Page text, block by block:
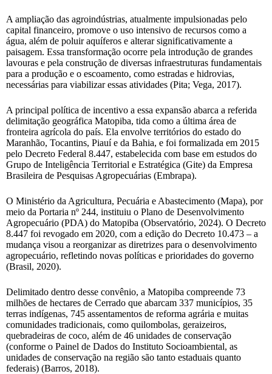
A ampliação das agroindústrias, atualmente impulsionadas pelo
capital financeiro, promove o uso intensivo de recursos como a
água, além de poluir aquíferos e alterar significativamente a
paisagem. Essa transformação ocorre pela introdução de grandes
lavouras e pela construção de diversas infraestruturas fundamentais
para a produção e o escoamento, como estradas e hidrovias,
necessárias para viabilizar essas atividades (Pita; Vega, 2017).
A principal política de incentivo a essa expansão abarca a referida
delimitação geográfica Matopiba, tida como a última área de
fronteira agrícola do país. Ela envolve territórios do estado do
Maranhão, Tocantins, Piauí e da Bahia, e foi formalizada em 2015
pelo Decreto Federal 8.447, estabelecida com base em estudos do
Grupo de Inteligência Territorial e Estratégica (Gite) da Empresa
Brasileira de Pesquisas Agropecuárias (Embrapa).
O Ministério da Agricultura, Pecuária e Abastecimento (Mapa), por
meio da Portaria nº 244, instituiu o Plano de Desenvolvimento
Agropecuário (PDA) do Matopiba (Observatório, 2024). O Decreto
8.447 foi revogado em 2020, com a edição do Decreto 10.473 – a
mudança visou a reorganizar as diretrizes para o desenvolvimento
agropecuário, refletindo novas políticas e prioridades do governo
(Brasil, 2020).
Delimitado dentro desse convênio, a Matopiba compreende 73
milhões de hectares de Cerrado que abarcam 337 municípios, 35
terras indígenas, 745 assentamentos de reforma agrária e muitas
comunidades tradicionais, como quilombolas, geraizeiros,
quebradeiras de coco, além de 46 unidades de conservação
(conforme o Painel de Dados do Instituto Socioambiental, as
unidades de conservação na região são tanto estaduais quanto
federais) (Barros, 2018).